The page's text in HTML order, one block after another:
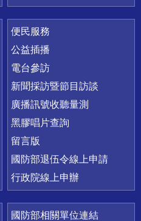
便民服務
公益插播
電台參訪
新聞採訪暨節目訪談
廣播訊號收聽量測
黑膠唱片查詢
留言版
國防部退伍令線上申請
行政院線上申辦
國防部相關單位連結